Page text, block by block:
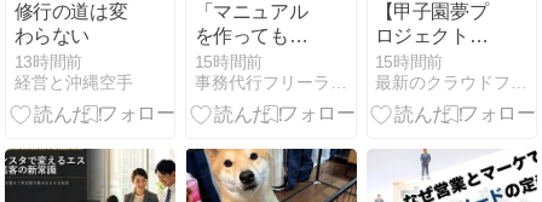
修行の道は変
わらない
13時間前
経営と沖縄空手
「マニュアル
を作っても読
まれない」を
変える、伝わ
る手順書の作
15時間前
【甲子園夢プ
ロジェクト】
知的障害のあ
る球児のクラ
ファンに100
を得た理由
15時間前